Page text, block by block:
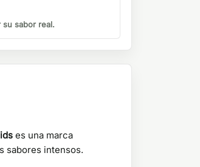
sabor real.
es una marca
sabores intensos.